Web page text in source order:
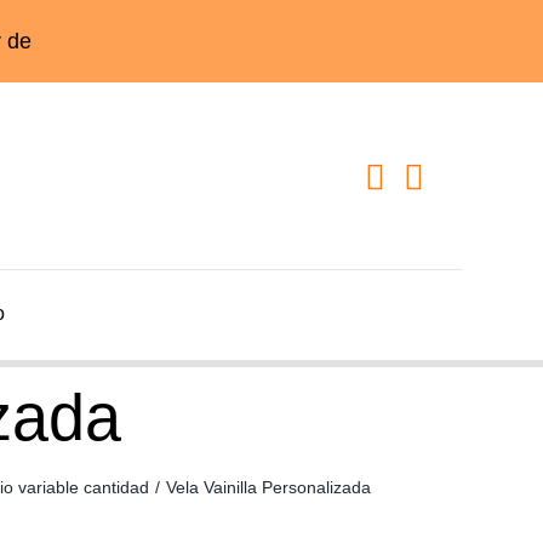
variable cantidad / Vela Vainilla Personalizada